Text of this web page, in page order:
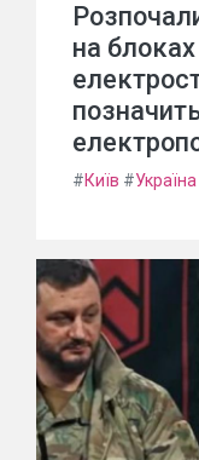
на
#Київ #Україна